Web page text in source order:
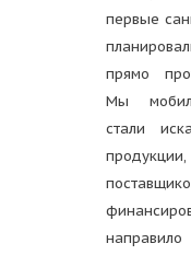
первые
прямо
Мы
стали